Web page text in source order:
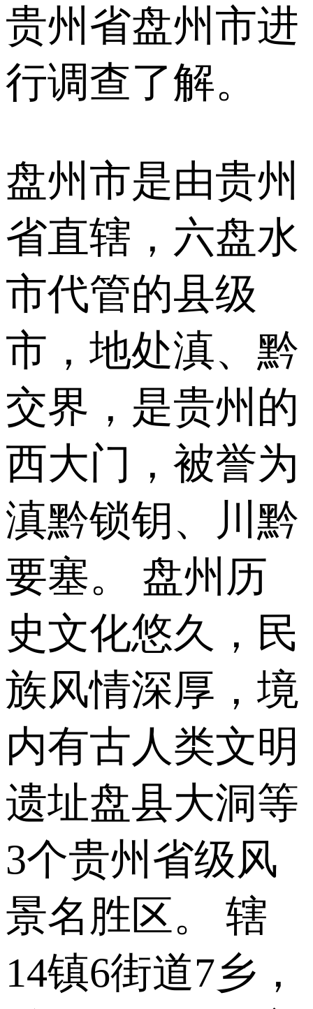
贵州省盘州市进
行调查了解。
盘州市是由贵州
省直辖，六盘水
市代管的县级
市，地处滇、黔
交界，是贵州的
西大门，被誉为
滇黔锁钥、川黔
要塞。 盘州历
史文化悠久，民
族风情深厚，境
内有古人类文明
遗址盘县大洞等
3个贵州省级风
景名胜区。 辖
14镇6街道7乡，